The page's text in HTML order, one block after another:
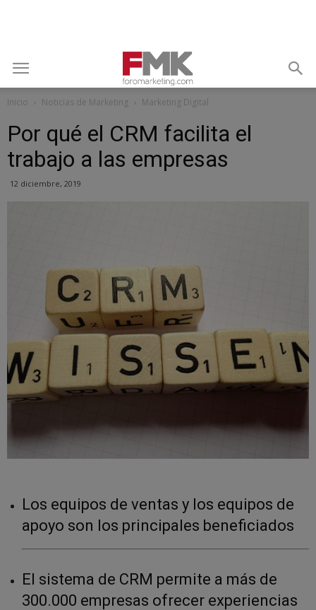
Inicio Noticias de Marketing Marketing Digital
Por qué el CRM facilita el
trabajo a las empresas
12 diciembre, 2019
Los equipos de ventas y los equipos de
apoyo son los principales beneficiados
El sistema de CRM permite a más de
300.000 empresas ofrecer experiencias